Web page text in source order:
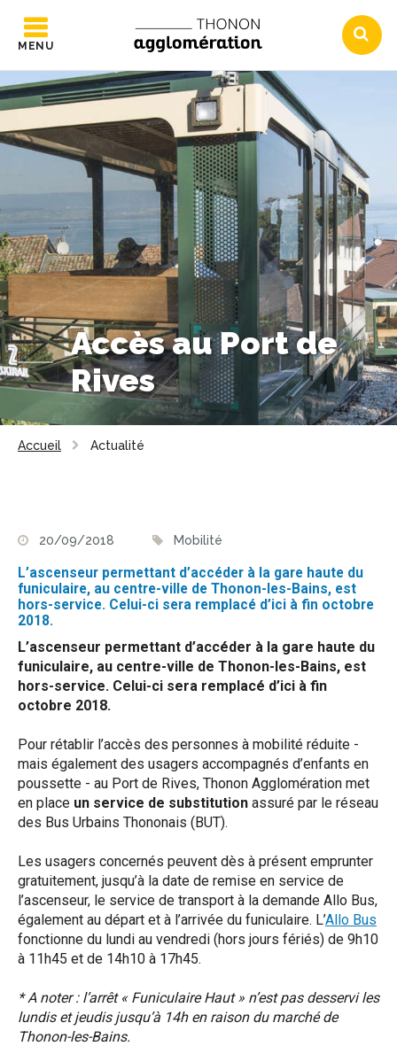
MENU
Accès au Port de
Rives
Accueil Actualité
20/09/2018 Mobilité
L’ascenseur permettant d’accéder à la gare haute du
funiculaire, au centre-ville de Thonon-les-Bains, est
hors-service. Celui-ci sera remplacé d’ici à fin octobre
2018.
L’ascenseur permettant d’accéder à la gare haute du
funiculaire, au centre-ville de Thonon-les-Bains, est
hors-service. Celui-ci sera remplacé d’ici à fin
octobre 2018.
Pour rétablir l’accès des personnes à mobilité réduite -
mais également des usagers accompagnés d’enfants en
poussette - au Port de Rives, Thonon Agglomération met
en place un service de substitution assuré par le réseau
des Bus Urbains Thononais (BUT).
Les usagers concernés peuvent dès à présent emprunter
gratuitement, jusqu’à la date de remise en service de
l’ascenseur, le service de transport à la demande Allo Bus,
également au départ et à l’arrivée du funiculaire. L’Allo Bus
fonctionne du lundi au vendredi (hors jours fériés) de 9h10
à 11h45 et de 14h10 à 17h45.
* A noter : l’arrêt « Funiculaire Haut » n’est pas desservi les
lundis et jeudis jusqu’à 14h en raison du marché de
Thonon-les-Bains.